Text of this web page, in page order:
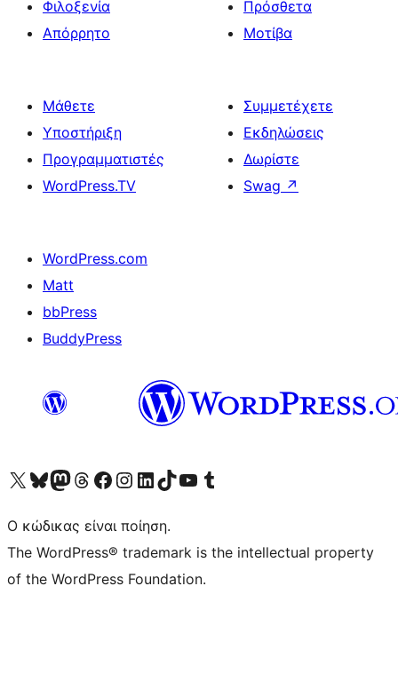
Φιλοξενία
Απόρρητο
Πρόσθετα
Μοτίβα
Μάθετε
Υποστήριξη
Προγραμματιστές
WordPress.TV
Συμμετέχετε
Εκδηλώσεις
Δωρίστε
Swag ↗
WordPress.com
Matt
bbPress
BuddyPress
Visit our X (formerly Twitter) account
Visit our Bluesky account
Επισκεφθείτε τον λογαριασμό μας στο Mastodon
Visit our Threads account
Επισκεφτείτε τη σελίδα μας στο Facebook
Επισκεφθείτε τον λογαριασμό μας Instagram
Επισκεφθείτε τον λογαριασμό μας LinkedIn
Visit our TikTok account
Visit our YouTube channel
Visit our Tumblr account
Ο κώδικας είναι ποίηση.
The WordPress® trademark is the intellectual property
of the WordPress Foundation.